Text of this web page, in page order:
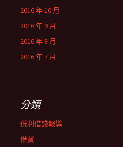
2016 年 10 月
2016 年 9 月
2016 年 8 月
2016 年 7 月
分類
低利借錢報導
借貸